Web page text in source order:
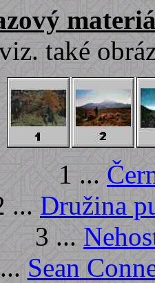
také
1 ...
... Družina
3 ...
Sean